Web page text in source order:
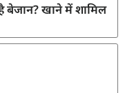
बेजान? खाने में शामिल